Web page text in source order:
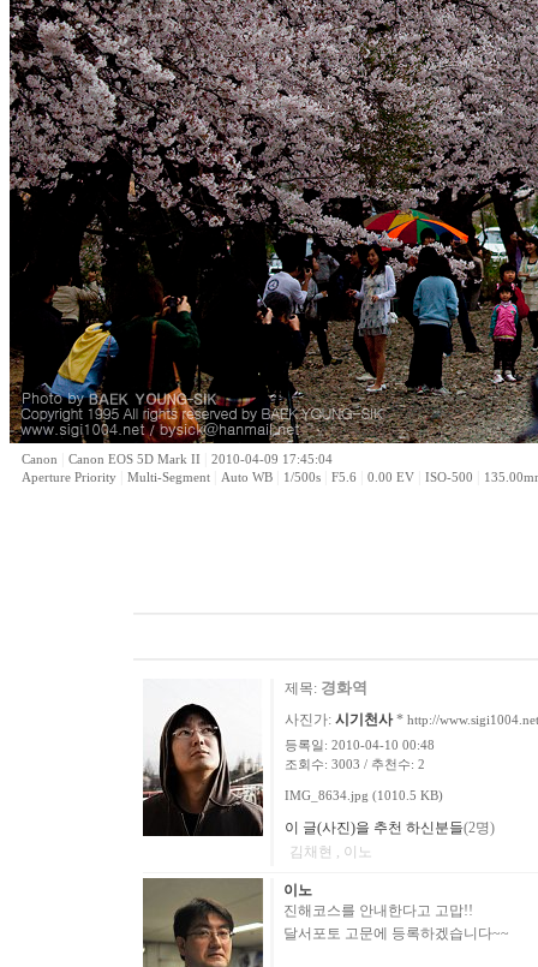
Canon Canon EOS 5D Mark II
2010-04-09 17:45:04
Aperture Priority
Multi-Segment Auto WB 1/500s F5.6 0.00 EV ISO-500
제목: 경화역
사진가: 시기천사* http://www.sigi1004.net
등록일: 2010-04-10 00:48
조회수: 3003 / 추천수: 2
IMG_8634.jpg (1010.5 KB)
이 글(사진)을 추천 하신분들(2명)
김채현 , 이노
이노
진해코스를 안내한다고 고맙!!
달서포토 고문에 등록하겠습니다~~